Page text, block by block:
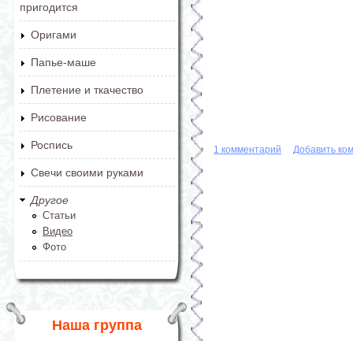
пригодится
Оригами
Папье-маше
Плетение и ткачество
Рисование
Роспись
Свечи своими руками
Другое
Статьи
Видео
Фото
Наша группа
1 комментарий Добавить